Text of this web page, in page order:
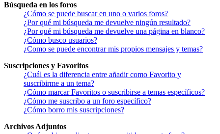
Búsqueda en los foros
¿Cómo se puede buscar en uno o varios foros?
¿Por qué mi búsqueda me devuelve ningún resultado?
¿Por qué mi búsqueda me devuelve una página en blanco?
¿Cómo busco usuarios?
¿Como se puede encontrar mis propios mensajes y temas?
Suscripciones y Favoritos
¿Cuál es la diferencia entre añadir como Favorito y
suscribirme a un tema?
¿Cómo marcar Favoritos o suscribirse a temas específicos?
¿Cómo me suscribo a un foro específico?
¿Cómo borro mis suscripciones?
Archivos Adjuntos